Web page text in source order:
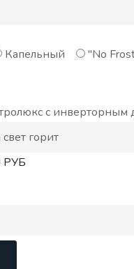
Капельный
"No
с инверторным
РУБ